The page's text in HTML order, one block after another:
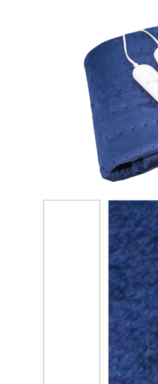
空气净化设备
配件及其他
烤箱 蒸炉
电子及体脂磅
旅行及露营